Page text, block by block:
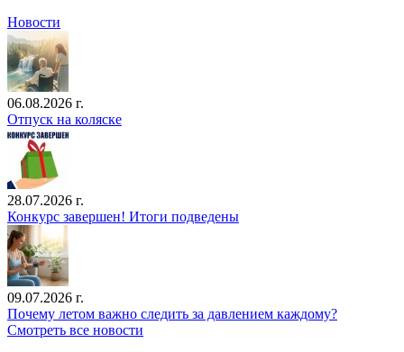
Новости
06.08.2026 г.
Отпуск на коляске
28.07.2026 г.
Конкурс завершен! Итоги подведены
09.07.2026 г.
Почему летом важно следить за давлением каждому?
Смотреть все новости